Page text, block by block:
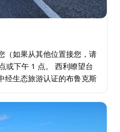
。这座建于1862年的木结
的木结构庄园。博物馆、葡
出多种采用手工采摘葡萄酿
（如果从其他位置接您，请
或下午 1 点。 西利瞭望台
经生态旅游认证的布鲁克斯
人叹为观止…